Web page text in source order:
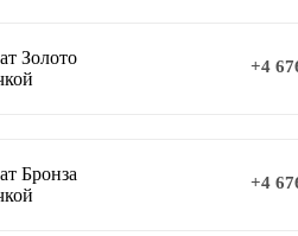
Золото
+4
Бронза
+4